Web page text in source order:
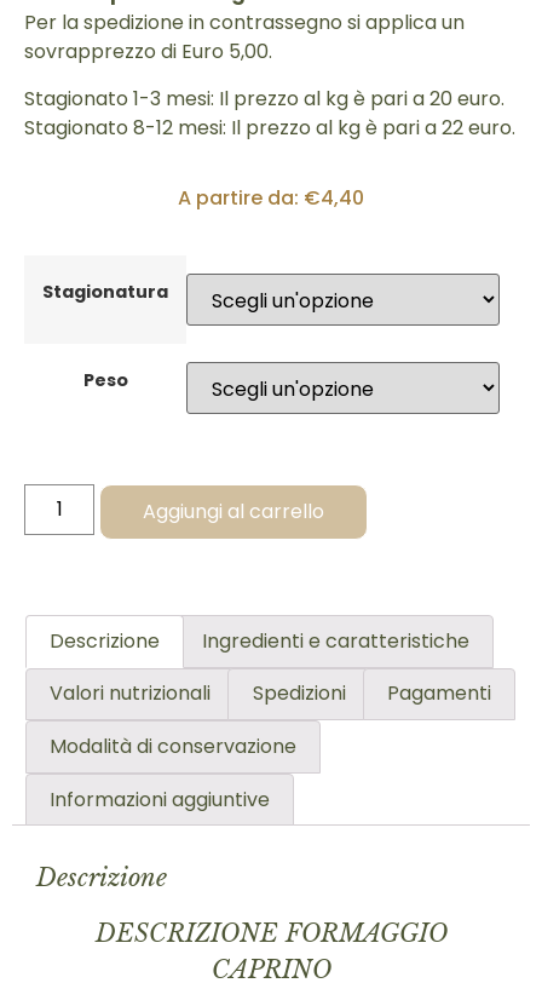
Per la spedizione in contrassegno si applica un
sovrapprezzo di Euro 5,00.
Stagionato 1-3 mesi: Il prezzo al kg è pari a 20 euro.
Stagionato 8-12 mesi: Il prezzo al kg è pari a 22 euro.
A partire da: €4,40
Stagionatura
Peso
Aggiungi al carrello
Descrizione
Ingredienti e caratteristiche
Valori nutrizionali
Spedizioni
Pagamenti
Modalità di conservazione
Informazioni aggiuntive
Descrizione
DESCRIZIONE FORMAGGIO
CAPRINO